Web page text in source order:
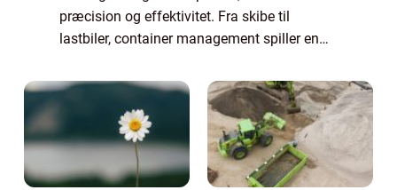
præcision og effektivitet. Fra skibe til
lastbiler, container management spiller en
reducere omkost...